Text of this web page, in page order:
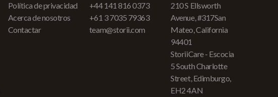
Política de privacidad
Acerca de nosotros
Contactar
+44 141 816 0373
+61 3 7035 79363
team@storii.com
210 S Ellsworth
Avenue, #317San
Mateo, California
94401
StoriiCare - Escocia
5 South Charlotte
Street, Edimburgo,
EH2 4AN